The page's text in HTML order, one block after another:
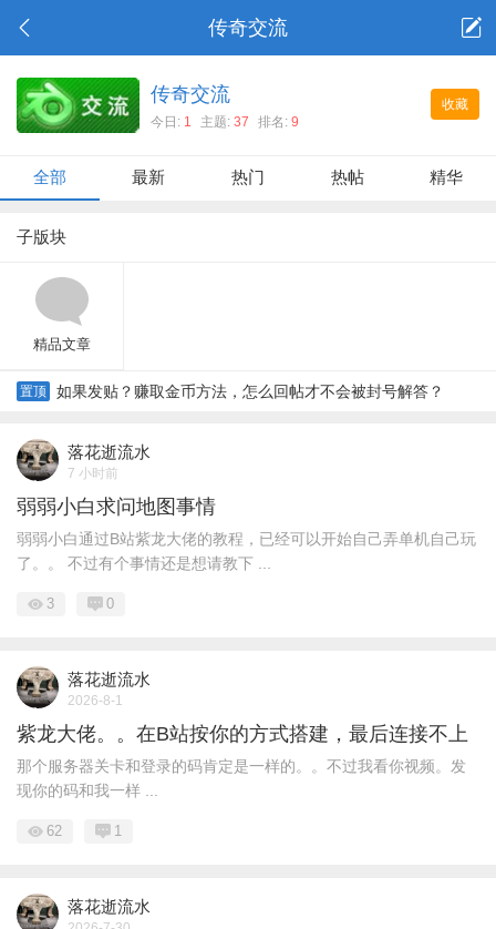
传奇交流
收藏
传奇交流
今日: 1 主题:37 排名:9
全部 最新 热门 热帖 精华
子版块
精品文章
置顶 如果发贴？赚取金币方法，怎么回帖才不会被封号解答？
落花逝流水
7 小时前
弱弱小白求问地图事情
弱弱小白通过B站紫龙大佬的教程，已经可以开始自己弄单机自己玩
了。。 不过有个事情还是想请教下 ...
3 0
落花逝流水
2026-8-1
紫龙大佬。。在B站按你的方式搭建，最后连接不上
那个服务器关卡和登录的码肯定是一样的。。不过我看你视频。发
现你的码和我一样 ...
62 1
落花逝流水